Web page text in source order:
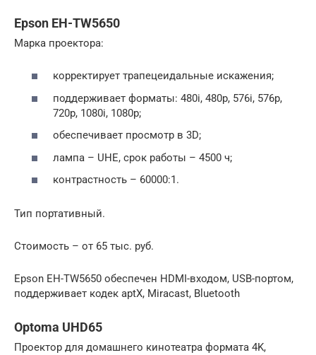
Epson EH-TW5650
Марка проектора:
корректирует трапецеидальные искажения;
поддерживает форматы: 480i, 480p, 576i, 576p,
720p, 1080i, 1080p;
обеспечивает просмотр в 3D;
лампа – UHE, срок работы – 4500 ч;
контрастность – 60000:1.
Тип портативный.
Стоимость – от 65 тыс. руб.
Epson EH-TW5650 обеспечен HDMI-входом, USB-портом,
поддерживает кодек aptX, Miracast, Bluetooth
Optoma UHD65
Проектор для домашнего кинотеатра формата 4K,